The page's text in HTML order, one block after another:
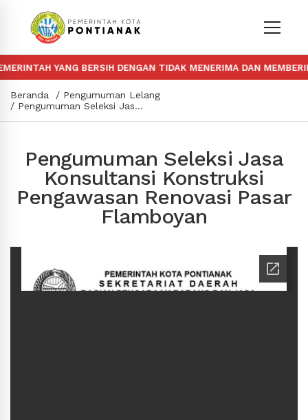
YANG BERSIH DENGAN TIDAK MENERIMA DAN
Beranda
Pengumuman Lelang
Pengumuman Seleksi Jasa Konsultansi Konstruksi Pengawasan Renovasi Pasar Flamboyan
Pengumuman Seleksi Jasa
Konsultansi Konstruksi
Pengawasan Renovasi Pasar
Flamboyan